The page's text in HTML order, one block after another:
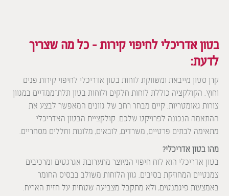
בטון אדריכלי לחיפוי קירות – כל מה שצריך
לדעת:
קרן סטון מייבאת ומשווקת לוחות בטון אדריכלי לחיפוי קירות פנים
וחוץ. הקולקציה כוללת לוחות חלקים ולוחות בטון תלת־ממדיים במגוון
צורות גאומטריות. קיים מבחר רחב של גוונים המאפשר לבצע את
ההתאמה הנכונה לפרויקט שלכם. קולקציית הבטון האדריכלי
מתאימה לבתים פרטיים, משרדים, לובאים, מלונות וחללים מסחריים.
מהו בטון אדריכלי?
בטון אדריכלי הוא לוח חיפוי המיוצר מתערובת אגרגטים ומרכיבים
צמנטיים המחוזקת בסיבים. גוון הלוחות משולב בבסיס החומר
באמצעות פיגמנטים, ולא מתקבל מצביעה שטחית על חזית האריח.